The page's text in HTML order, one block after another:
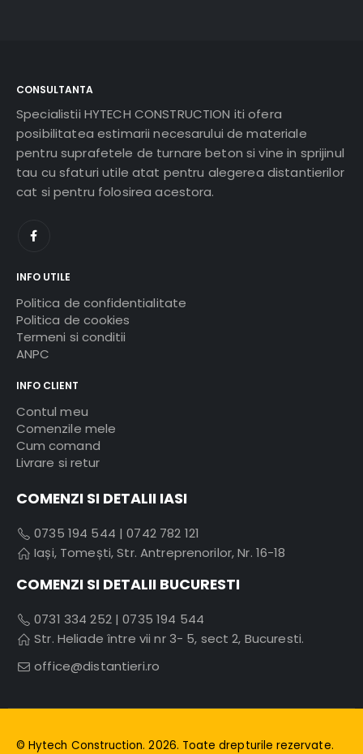
CONSULTANTA
Specialistii HYTECH CONSTRUCTION iti ofera
posibilitatea estimarii necesarului de materiale
pentru suprafetele de turnare beton si vine in sprijinul
tau cu sfaturi utile atat pentru alegerea distantierilor
cat si pentru folosirea acestora.
INFO UTILE
Politica de confidentialitate
Politica de cookies
Termeni si conditii
ANPC
INFO CLIENT
Contul meu
Comenzile mele
Cum comand
Livrare si retur
COMENZI SI DETALII IASI
0735 194 544 |0742 782 121
Iași, Tomești, Str. Antreprenorilor, Nr. 16-18
COMENZI SI DETALII BUCURESTI
0731 334 252|0735 194 544
Str. Heliade între vii nr 3- 5, sect 2, Bucuresti.
office@distantieri.ro
© Hytech Construction. 2026. Toate drepturile rezervate.